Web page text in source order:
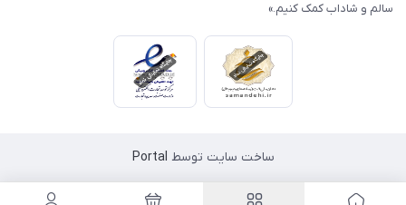
سالم و شاداب کمک کنیم.»
ساخت سایت توسط Portal